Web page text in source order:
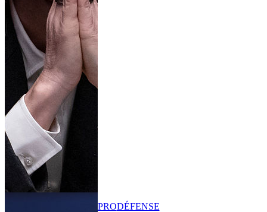
PRODÉFENSE